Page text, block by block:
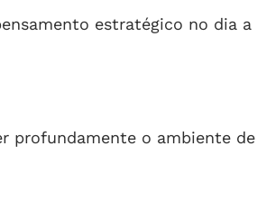
estratégico no dia a
profundamente o ambiente de